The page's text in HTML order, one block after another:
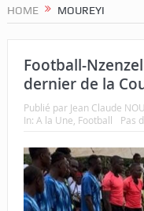
HOME MOUREYI
Football-
dernier de la
Publié par Jean Claude
In: A la Une Football Pas